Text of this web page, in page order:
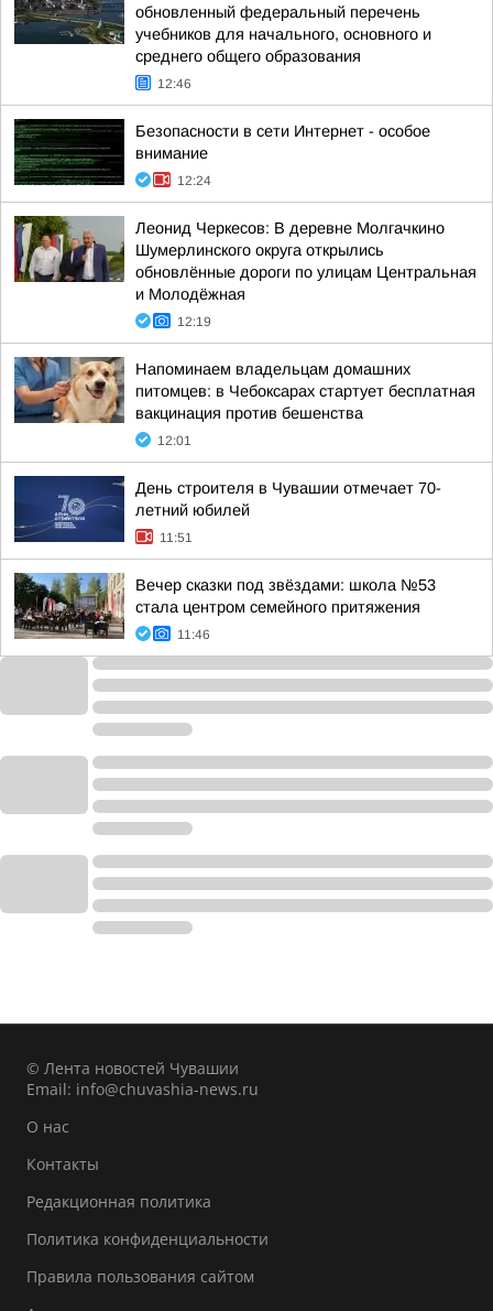
обновленный федеральный перечень
учебников для начального, основного и
среднего общего образования
12:46
Безопасности в сети Интернет - особое
внимание
12:24
Леонид Черкесов: В деревне Молгачкино
Шумерлинского округа открылись
обновлённые дороги по улицам Центральная
и Молодёжная
12:19
Напоминаем владельцам домашних
питомцев: в Чебоксарах стартует бесплатная
вакцинация против бешенства
12:01
День строителя в Чувашии отмечает 70-
летний юбилей
11:51
Вечер сказки под звёздами: школа №53
стала центром семейного притяжения
11:46
© Лента новостей Чувашии
Email: info@chuvashia-news.ru
О нас
Контакты
Редакционная политика
Политика конфиденциальности
Правила пользования сайтом